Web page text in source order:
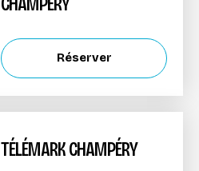
Réserver
TÉLÉMARK CHAMPÉRY